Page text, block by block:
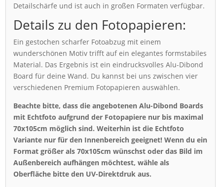
Detailschärfe und ist auch in großen Formaten verfügbar.
Details zu den Fotopapieren:
Ein gestochen scharfer Fotoabzug mit einem
wunderschönen Motiv trifft auf ein elegantes formstabiles
Material. Das Ergebnis ist ein eindrucksvolles Alu-Dibond
Board für deine Wand. Du kannst bei uns zwischen vier
verschiedenen Premium Fotopapieren auswählen.
Beachte bitte, dass die angebotenen Alu-Dibond Boards
mit Echtfoto aufgrund der Fotopapiere nur bis maximal
70x105cm möglich sind. Weiterhin ist die Echtfoto
Variante nur für den Innenbereich geeignet! Wenn du ein
Format größer als 70x105cm wünschst oder das Bild im
Außenbereich aufhängen möchtest, wähle als
Oberfläche bitte den UV-Direktdruk aus.